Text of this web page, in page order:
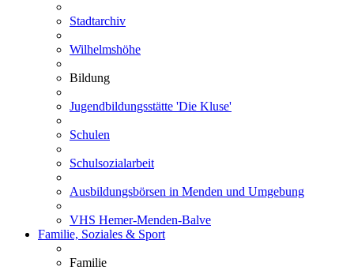
Stadtarchiv
Wilhelmshöhe
Bildung
Jugendbildungsstätte 'Die Kluse'
Schulen
Schulsozialarbeit
Ausbildungsbörsen in Menden und Umgebung
VHS Hemer-Menden-Balve
Familie, Soziales & Sport
Familie